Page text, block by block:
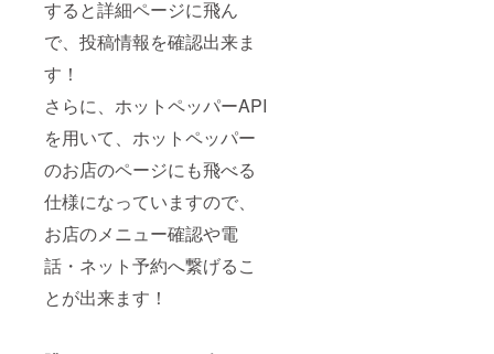
すると詳細ページに飛ん
で、投稿情報を確認出来ま
す！
さらに、ホットペッパーAPI
を用いて、ホットペッパー
のお店のページにも飛べる
仕様になっていますので、
お店のメニュー確認や電
話・ネット予約へ繋げるこ
とが出来ます！